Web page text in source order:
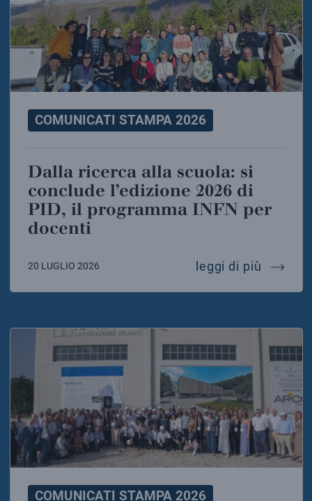
COMUNICATI STAMPA 2026
Dalla ricerca alla scuola: si
conclude l’edizione 2026 di
PID, il programma INFN per
docenti
20 LUGLIO 2026 leggi di più dalla
COMUNICATI STAMPA 2026